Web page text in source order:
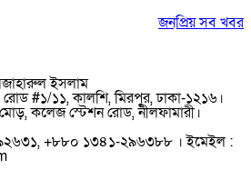
জনপ্রিয় সব খবর
ইসলাম
রোড #১/১১, কালশি, মিরপুর, ঢাকা-১২১৬।
কলেজ স্টেশন রোড, নীলফামারী।
+৮৮০ ১৩৪১-২৯৬৩৮৮ । ইমেইল :